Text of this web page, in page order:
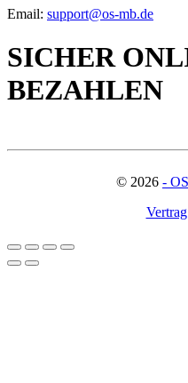
Email: support@os-mb.de
SICHER
BEZAHLEN
© 2026 -